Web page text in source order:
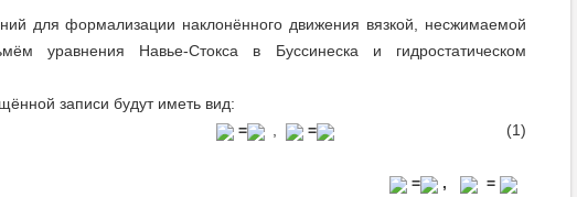
для формализации наклонённого движения вязкой, несжимаемой
уравнения Навье-Стокса в Буссинеска и гидростатическом
записи будут иметь вид:
=
, = (1)
= , =